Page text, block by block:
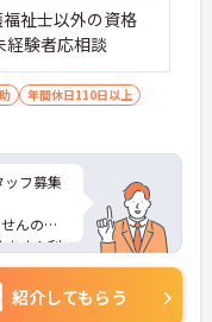
祉士以外の資格
験者応相談
年間休日110日以上
フ募集
んので
ます！利
！
らに詳
い。
紹介してもらう